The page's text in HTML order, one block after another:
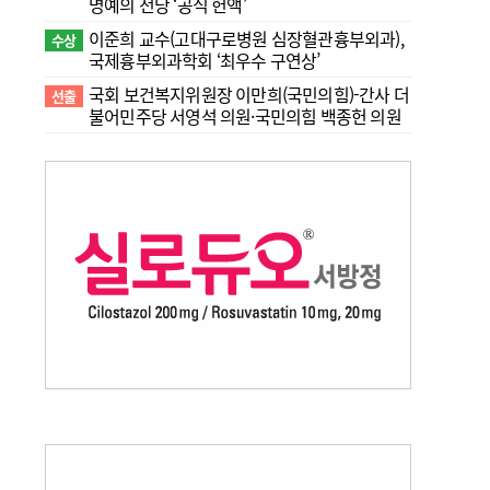
수상
이준희 교수(고대구로병원 심장혈관흉부외과),
국제흉부외과학회 ‘최우수 구연상’
선출 국회 보건복지위원장 이만희(국민의힘)-간사 더
불어민주당 서영석 의원·국민의힘 백종헌 의원